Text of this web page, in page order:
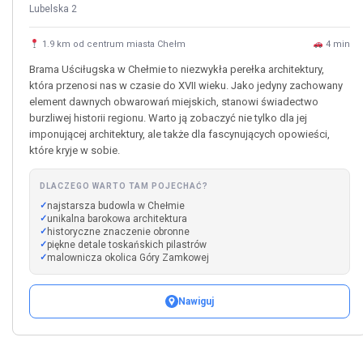
Lubelska 2
1.9 km od centrum miasta Chełm 4 min
Brama Uściługska w Chełmie to niezwykła perełka architektury,
która przenosi nas w czasie do XVII wieku. Jako jedyny zachowany
element dawnych obwarowań miejskich, stanowi świadectwo
burzliwej historii regionu. Warto ją zobaczyć nie tylko dla jej
imponującej architektury, ale także dla fascynujących opowieści,
które kryje w sobie.
DLACZEGO WARTO TAM POJECHAĆ?
najstarsza budowla w Chełmie
unikalna barokowa architektura
historyczne znaczenie obronne
piękne detale toskańskich pilastrów
malownicza okolica Góry Zamkowej
Nawiguj